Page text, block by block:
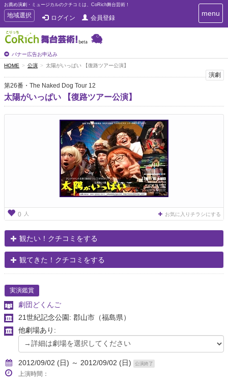
お薦め演劇・ミュージカルのクチコミは、CoRich舞台芸術！
T
o
g
g
e
n
a
v
i
g
地域選択 ログイン 会員登録
バナー広告お申込み
T
o
i
g
menu
HOME 公演 太陽がいっぱい 【復路ツアー公演】
演劇
第26番・The Naked Dog Tour 12
太陽がいっぱい 【復路ツアー公演】
0 人 お気に入りチラシにする
観たい！クチコミをする
観てきた！クチコミをする
実演鑑賞
劇団どくんご
21世紀記念公園: 郡山市 （福島県）
他劇場あり:
2012/09/02 (日) ～ 2012/09/02 (日) 公演終了
上演時間：